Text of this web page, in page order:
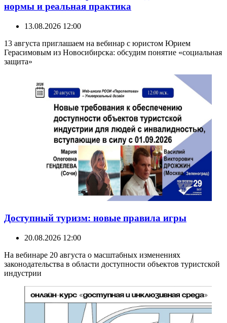
нормы и реальная практика
13.08.2026 12:00
13 августа приглашаем на вебинар с юристом Юрием
Герасимовым из Новосибирска: обсудим понятие «социальная
защита»
Доступный туризм: новые правила игры
20.08.2026 12:00
На вебинаре 20 августа о масштабных изменениях
законодательства в области доступности объектов туристской
индустрии